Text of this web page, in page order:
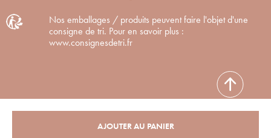
AJOUTER AU PANIER
Nos emballages / produits peuvent faire l'objet d'une
consigne de tri. Pour en savoir plus :
www.consignesdetri.fr
Auriège Paris© 2020. Tous droits réservés.